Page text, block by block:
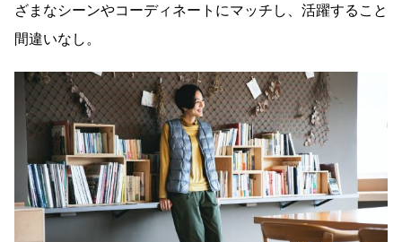
ざまなシーンやコーディネートにマッチし、活躍すること
間違いなし。